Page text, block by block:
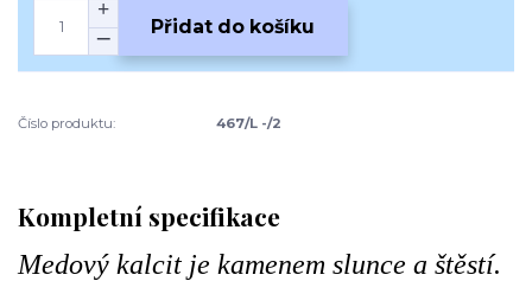
Přidat do košíku
Číslo produktu: 467/L -/2
Kompletní specifikace
Medový kalcit je kamenem slunce a štěstí.